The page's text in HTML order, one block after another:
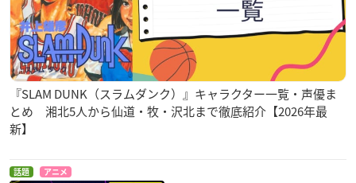
色彩設計：今村友栄
美術監督：上野秀行
撮影監督：増野真衣
音楽：高梨康治 刃-yaiba-
音響監督：名倉 靖
音響制作：楽音舎
アニメーション制作：studioぴえろ
【キャスト】
『SLAM DUNK（スラムダンク）』キャラクター一覧・声優ま
とめ 湘北5人から仙道・牧・沢北まで徹底紹介【2026年最
新】
話題 アニメ